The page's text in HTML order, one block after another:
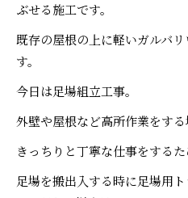
ぶせる施工です。
既存の屋根の上に軽いガルバ
す。
今日は足場組立工事。
外壁や屋根など高所作業をす
きっちりと丁寧な仕事をするた
足場を搬出入する時に足場用